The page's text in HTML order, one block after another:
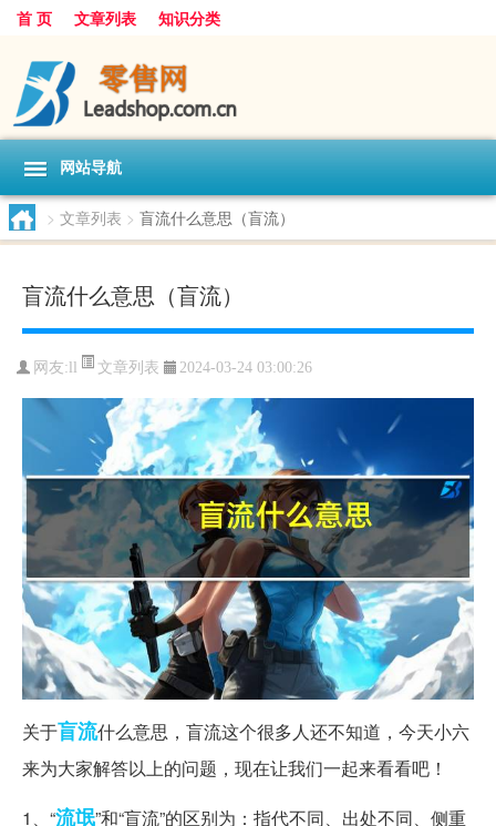
首 页 文章列表 知识分类
网站导航
> 文章列表 > 盲流什么意思（盲流）
盲流什么意思（盲流）
网友:ll 文章列表 2024-03-24 03:00:26
关于盲流什么意思，盲流这个很多人还不知道，今天小六
来为大家解答以上的问题，现在让我们一起来看看吧！
1、“流氓”和“盲流”的区别为：指代不同、出处不同、侧重